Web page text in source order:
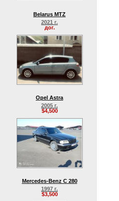
Belarus MTZ
2021 г.
дог.
Opel Astra
2005 г.
$4,500
Mercedes-Benz C 280
1997 г.
$3,500